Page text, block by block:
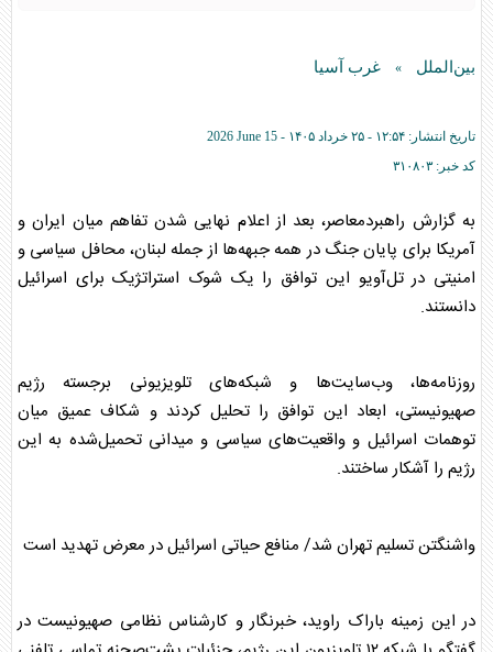
بین‌الملل » غرب آسیا
تاریخ انتشار: ۱۲:۵۴ - ۲۵ خرداد ۱۴۰۵ -
2026 June 15
کد خبر: ۳۱۰۸۰۳
به گزارش راهبردمعاصر، بعد از اعلام نهایی شدن تفاهم میان ایران و
آمریکا برای پایان جنگ در همه جبهه‌ها از جمله لبنان، محافل سیاسی و
امنیتی در تل‌آویو این توافق را یک شوک استراتژیک برای اسرائیل
دانستند.
روزنامه‌ها، وب‌سایت‌ها و شبکه‌های تلویزیونی برجسته رژیم
صهیونیستی، ابعاد این توافق را تحلیل کردند و شکاف عمیق میان
توهمات اسرائیل و واقعیت‌های سیاسی و میدانی تحمیل‌شده به این
رژیم را آشکار ساختند.
واشنگتن تسلیم تهران شد/ منافع حیاتی اسرائیل در معرض تهدید است
در این زمینه باراک راوید، خبرنگار و کارشناس نظامی صهیونیست در